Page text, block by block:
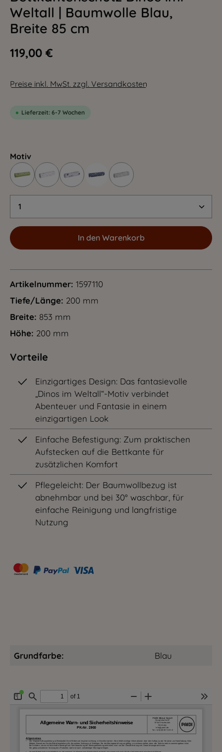
Weltall | Baumwolle Blau,
Breite 85 cm
119,00 €
Preise inkl. MwSt. zzgl. Versandkosten
Lieferzeit: 6-7 Wochen
Motiv
Produkt Anzahl: Gib den gewünschten
In den Warenkorb
Artikelnummer: 1597110
Tiefe/Länge: 200 mm
Breite: 853 mm
Höhe: 200 mm
Vorteile
Einzigartiges Design: Das fantasievolle
„Dinos im Weltall“-Motiv verbindet
Abenteuer und Fantasie in einem
einzigartigen Look
Einfache Befestigung: Zum praktischen
Aufstecken auf die Bettkante für
zusätzlichen Komfort
Pflegeleicht: Der Baumwollbezug ist
abnehmbar und bei 30° waschbar, für
einfache Reinigung und langfristige
Nutzung
Grundfarbe: Blau